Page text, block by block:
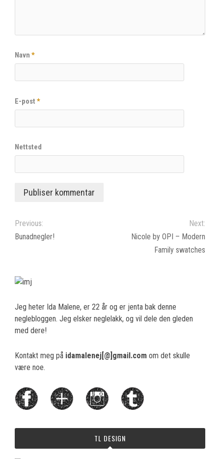
Navn *
E-post *
Nettsted
Previous:
Bunadnegler!
Next:
Nicole by OPI – Modern
Family swatches
Jeg heter Ida Malene, er 22 år og er jenta bak denne
neglebloggen. Jeg elsker neglelakk, og vil dele den gleden
med dere!
Kontakt meg på idamalenej[@]gmail.com om det skulle
være noe.
TL DESIGN